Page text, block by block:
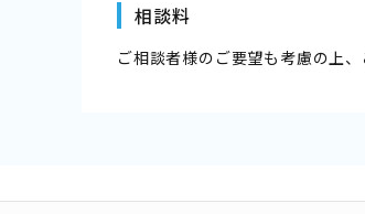
相談料
ご相談者様のご要望も考慮の上